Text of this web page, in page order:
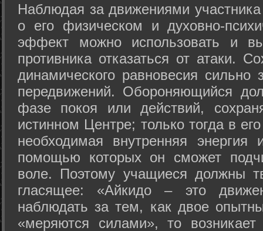
Hаблюдая за движениями
о его физическом и духовно-
эффект можно использовать и
противника отказаться от атаки.
динамического равновесия сильно
передвижений. Обороняющийся
фазе покоя или действий,
истинном Центре; только тогда в
необходимая внутренняя
помощью которых он сможет
воле. Поэтому учащиеся должны
гласящее: «Айкидо – это
наблюдать за тем, как двое
«меряются силами», то возникает